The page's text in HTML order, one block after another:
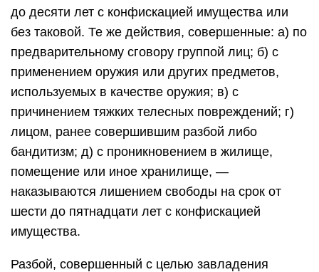
до десяти лет с конфискацией имущества или
без таковой. Те же действия, совершенные: а) по
предварительному сговору группой лиц; б) с
применением оружия или других предметов,
используемых в качестве оружия; в) с
причинением тяжких телесных повреждений; г)
лицом, ранее совершившим разбой либо
бандитизм; д) с проникновением в жилище,
помещение или иное хранилище, —
наказываются лишением свободы на срок от
шести до пятнадцати лет с конфискацией
имущества.
Разбой, совершенный с целью завладения